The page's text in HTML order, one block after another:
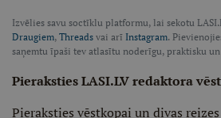
Izvēlies savu soctīklu platformu, lai sekotu
Draugiem, Threads vai arī Instagram.
saņemtu īpaši tev atlasītu noderīgu, praktisku
Pieraksties LASI.LV redaktora
Pieraksties vēstkopai un divas